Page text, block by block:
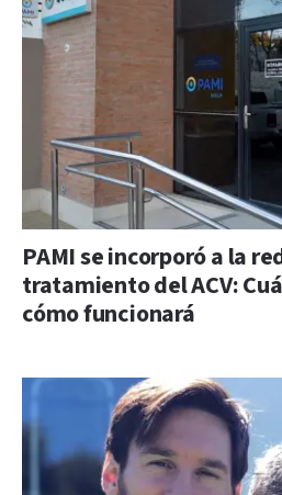
PAMI se incorporó a la
tratamiento del ACV:
cómo funcionará